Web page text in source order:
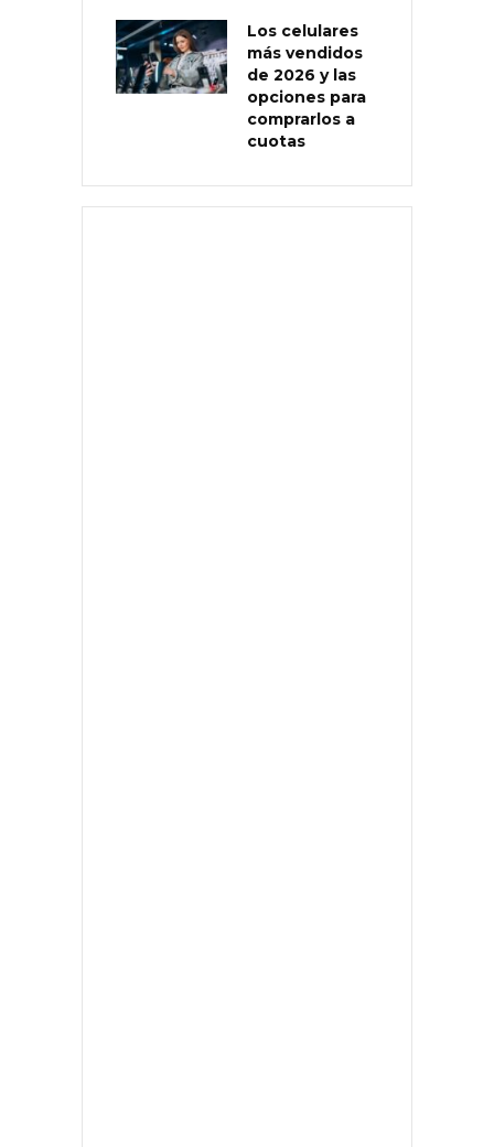
Los celulares
más vendidos
de 2026 y las
opciones para
comprarlos a
cuotas